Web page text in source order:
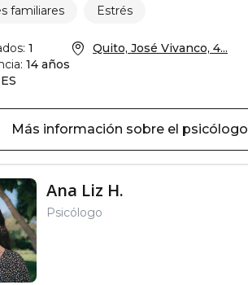
familiares Estrés
1
14 años
ES
Quito, José Vivanco, 4...
Más información sobre el psicólogo
Ana Liz H.
Psicólogo